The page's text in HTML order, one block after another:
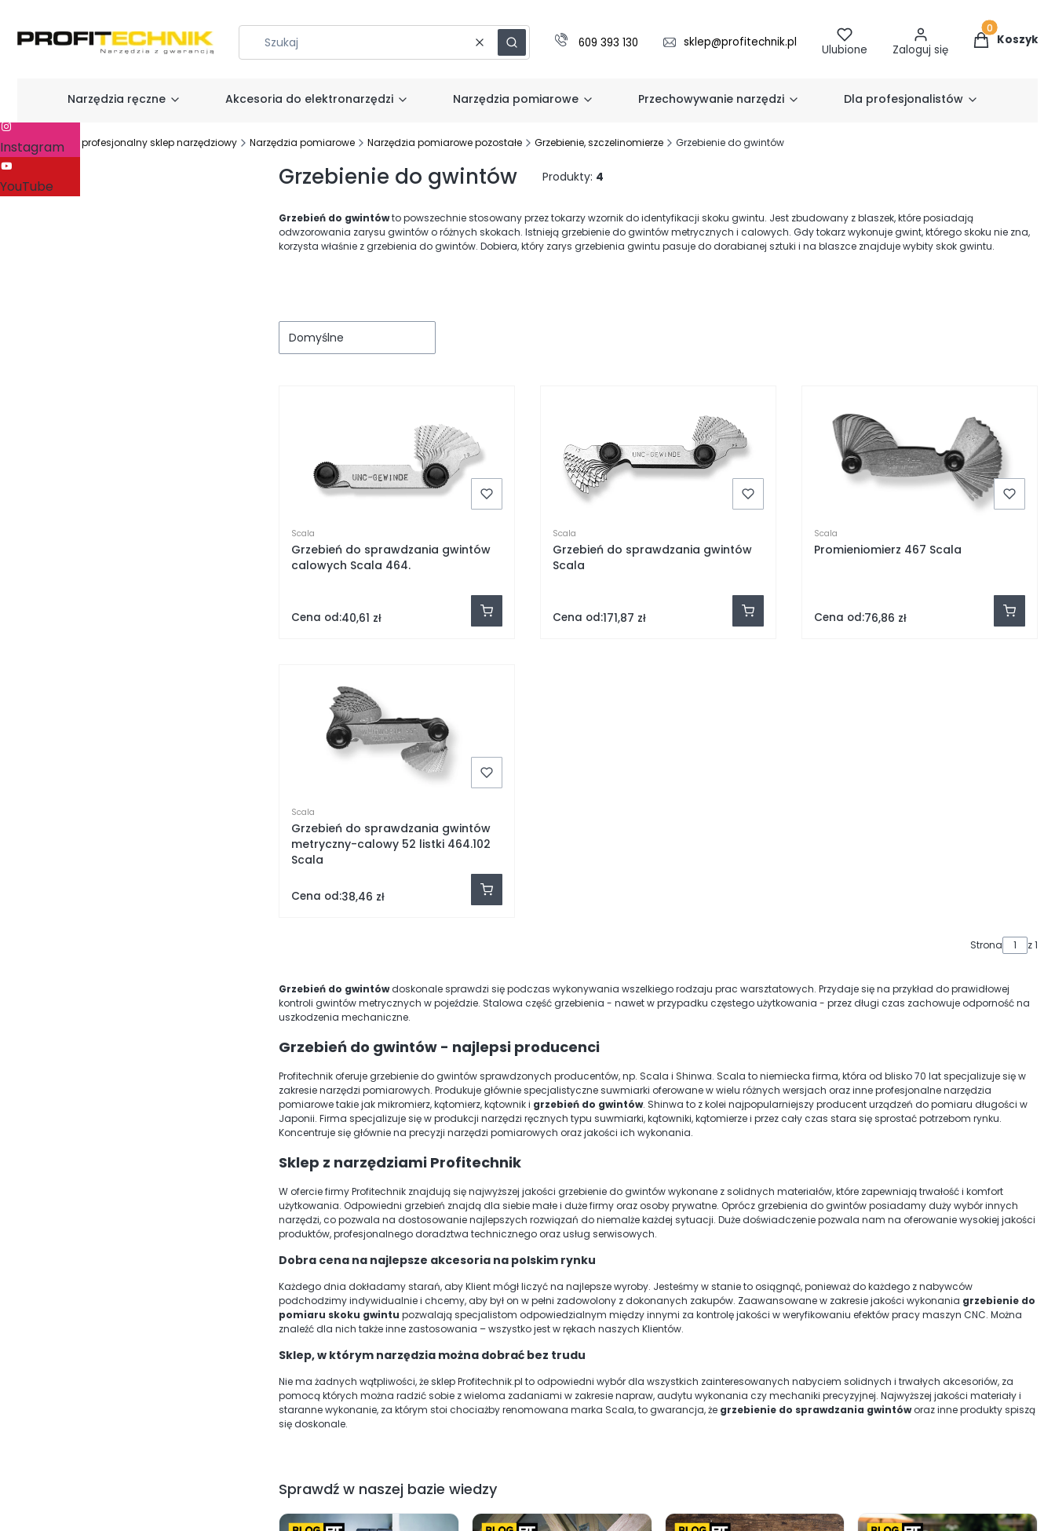
WyczyśćSzukaj 609 393 130 sklep@profitechnik.pl
Ulubione Zaloguj się Produkty w
Koszyk
Narzędzia ręczne Akcesoria do elektronarzędzi Narzędzia pomiarowe Przechowywanie narzędzi Dla profesjonalistów
Profitechnik - profesjonalny sklep narzędziowy Narzędzia pomiarowe Narzędzia pomiarowe pozostałe Grzebienie, szczelinomierze Grzebienie do gwintów
Grzebienie do gwintów Produkty: 4
Grzebień do gwintówto powszechnie stosowany przez tokarzy wzornik do identyfikacji skoku gwintu. Jest zbudowany z blaszek, które posiadają
odwzorowania zarysu gwintów o różnych skokach. Istnieją grzebienie do gwintów metrycznych i calowych. Gdy tokarz wykonuje gwint, którego skoku nie zna,
korzysta właśnie z grzebienia do gwintów. Dobiera, który zarys grzebienia gwintu pasuje do dorabianej sztuki i na blaszce znajduje wybity skok gwintu.
Domyślne
Scala
Grzebień do sprawdzania gwintów
calowych Scala 464.
Cena od:40,61 zł
Scala
Grzebień do sprawdzania gwintów
Scala
Cena od:171,87 zł
Scala
Promieniomierz 467 Scala
Cena od:76,86 zł
Scala
Grzebień do sprawdzania gwintów
metryczny-calowy 52 listki 464.102
Scala
Cena od:38,46 zł
Strona z 1
Grzebień do gwintówdoskonale sprawdzi się podczas wykonywania wszelkiego rodzaju prac warsztatowych. Przydaje się na przykład do prawidłowej
kontroli gwintów metrycznych w pojeździe. Stalowa część grzebienia - nawet w przypadku częstego użytkowania - przez długi czas zachowuje odporność na
uszkodzenia mechaniczne.
Grzebień do gwintów - najlepsi producenci
Profitechnik oferuje grzebienie do gwintów sprawdzonych producentów, np. Scala i Shinwa. Scala to niemiecka firma, która od blisko 70 lat specjalizuje się w
zakresie narzędzi pomiarowych. Produkuje głównie specjalistyczne suwmiarki oferowane w wielu różnych wersjach oraz inne profesjonalne narzędzia
pomiarowe takie jak mikromierz, kątomierz, kątownik i grzebień do gwintów. Shinwa to z kolei najpopularniejszy producent urządzeń do pomiaru długości w
Japonii. Firma specjalizuje się w produkcji narzędzi ręcznych typu suwmiarki, kątowniki, kątomierze i przez cały czas stara się sprostać potrzebom rynku.
Koncentruje się głównie na precyzji narzędzi pomiarowych oraz jakości ich wykonania.
Sklep z narzędziami Profitechnik
W ofercie firmy Profitechnik znajdują się najwyższej jakości grzebienie do gwintów wykonane z solidnych materiałów, które zapewniają trwałość i komfort
użytkowania. Odpowiedni grzebień znajdą dla siebie małe i duże firmy oraz osoby prywatne. Oprócz grzebienia do gwintów posiadamy duży wybór innych
narzędzi, co pozwala na dostosowanie najlepszych rozwiązań do niemalże każdej sytuacji. Duże doświadczenie pozwala nam na oferowanie wysokiej jakości
produktów, profesjonalnego doradztwa technicznego oraz usług serwisowych.
Dobra cena na najlepsze akcesoria na polskim rynku
Każdego dnia dokładamy starań, aby Klient mógł liczyć na najlepsze wyroby. Jesteśmy w stanie to osiągnąć, ponieważ do każdego z nabywców
podchodzimy indywidualnie i chcemy, aby był on w pełni zadowolony z dokonanych zakupów. Zaawansowane w zakresie jakości wykonania grzebienie do
pomiaru skoku gwintu pozwalają specjalistom odpowiedzialnym między innymi za kontrolę jakości w weryfikowaniu efektów pracy maszyn CNC. Można
znaleźć dla nich także inne zastosowania – wszystko jest w rękach naszych Klientów.
Sklep, w którym narzędzia można dobrać bez trudu
Nie ma żadnych wątpliwości, że sklep Profitechnik.pl to odpowiedni wybór dla wszystkich zainteresowanych nabyciem solidnych i trwałych akcesoriów, za
pomocą których można radzić sobie z wieloma zadaniami w zakresie napraw, audytu wykonania czy mechaniki precyzyjnej. Najwyższej jakości materiały i
staranne wykonanie, za którym stoi chociażby renomowana marka Scala, to gwarancja, że grzebienie do sprawdzania gwintóworaz inne produkty spiszą
się doskonale.
Sprawdź w naszej bazie wiedzy
Instagram
YouTube